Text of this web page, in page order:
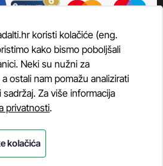
koristi kolačiće (eng.
kako bismo poboljšali
Neki su nužni za
ostali nam pomažu analizirati
Za više informacija
privatnosti.
kolačića